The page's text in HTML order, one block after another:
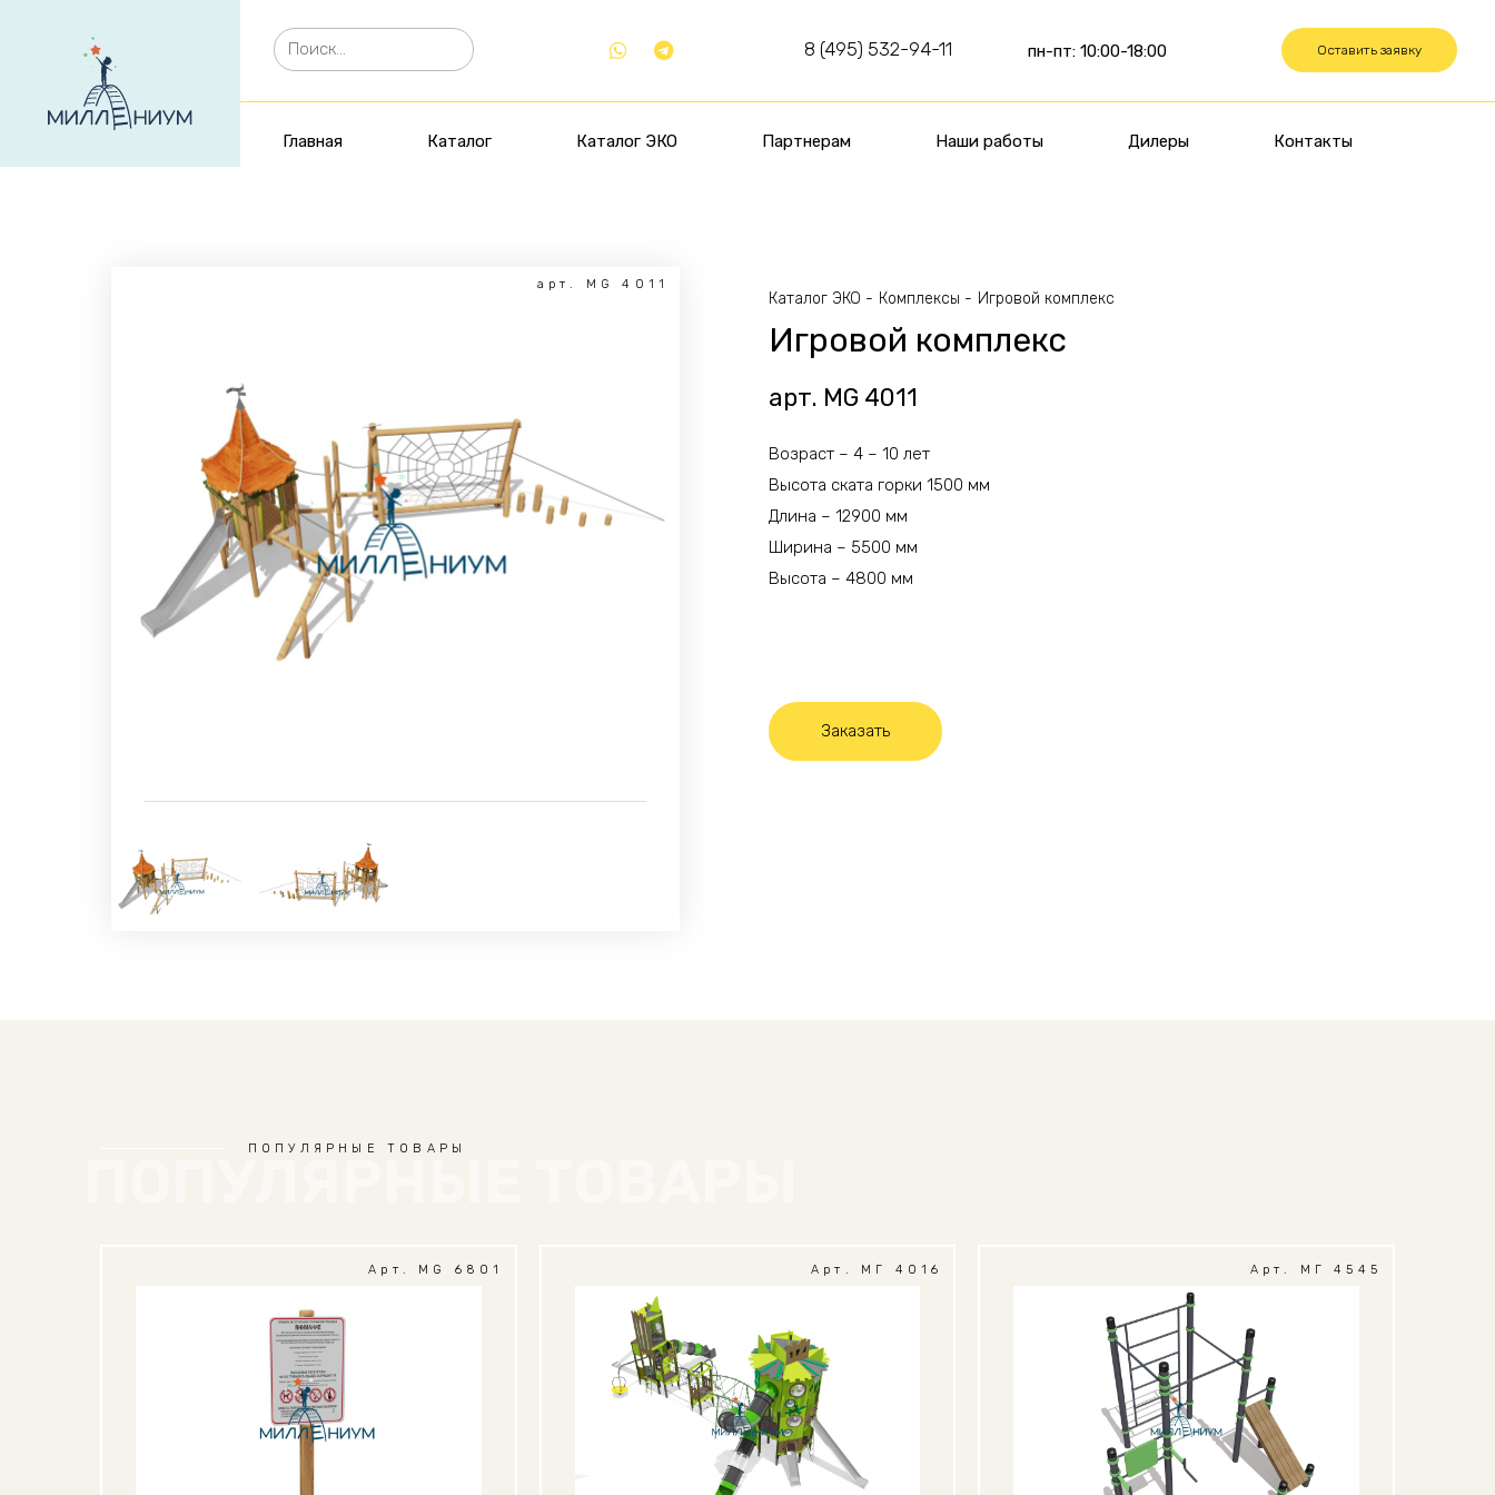
8 (495) 532-94-11 пн-пт: 10:00-18:00 Оставить заявку
Главная Каталог Каталог ЭКО Партнерам Наши работы Дилеры Контакты
арт. MG 4011
Каталог ЭКО Комплексы Игровой комплекс
Игровой комплекс
арт. MG 4011
Возраст – 4 – 10 лет
Высота ската горки 1500 мм
Длина – 12900 мм
Ширина – 5500 мм
Высота – 4800 мм
Заказать
ПОПУЛЯРНЫЕ ТОВАРЫ
Арт. MG 6801 Арт. МГ 4016 Арт. МГ 4545